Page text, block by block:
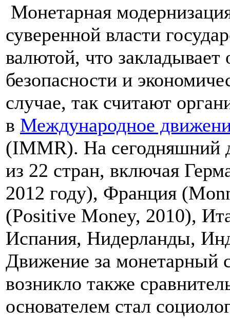
Монетарная
суверенной власти
валютой, что
безопасности и
случае, так считают
в Международное
(IMMR). На сегодняшний
из 22 стран, включая
2012 году), Франция
(Positive Money, 2010),
Испания, Нидерланды,
Движение за монетарный
возникло также
основателем стал